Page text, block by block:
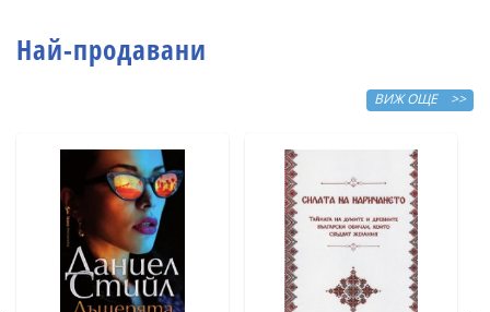
Най-продавани
ВИЖ ОЩЕ >>